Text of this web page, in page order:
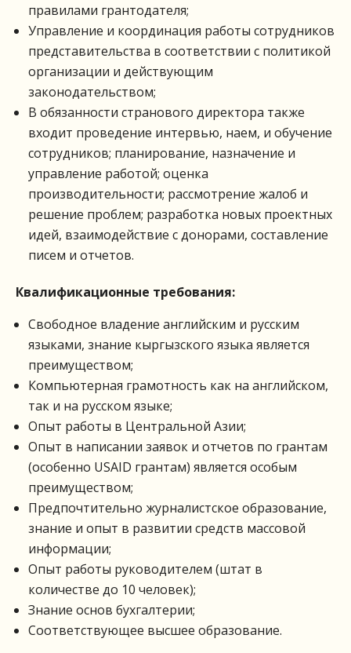
правилами грантодателя;
Управление и координация работы сотрудников
представительства в соответствии с политикой
организации и действующим
законодательством;
В обязанности странового директора также
входит проведение интервью, наем, и обучение
сотрудников; планирование, назначение и
управление работой; оценка
производительности; рассмотрение жалоб и
решение проблем; разработка новых проектных
идей, взаимодействие с донорами, составление
писем и отчетов.
Квалификационные требования:
Свободное владение английским и русским
языками, знание кыргызского языка является
преимуществом;
Компьютерная грамотность как на английском,
так и на русском языке;
Опыт работы в Центральной Азии;
Опыт в написании заявок и отчетов по грантам
(особенно USAID грантам) является особым
преимуществом;
Предпочтительно журналистское образование,
знание и опыт в развитии средств массовой
информации;
Опыт работы руководителем (штат в
количестве до 10 человек);
Знание основ бухгалтерии;
Соответствующее высшее образование.